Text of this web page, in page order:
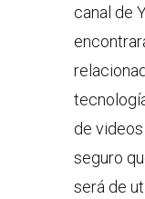
canal de
de
seguro
será de